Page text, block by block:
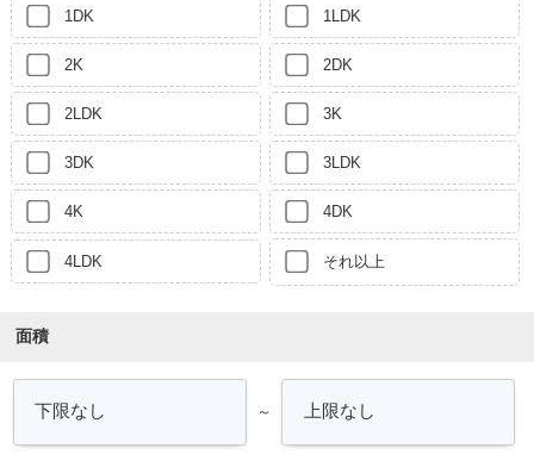
1DK 1LDK
2K 2DK
2LDK 3K
3DK 3LDK
4K 4DK
4LDK それ以上
面積
～